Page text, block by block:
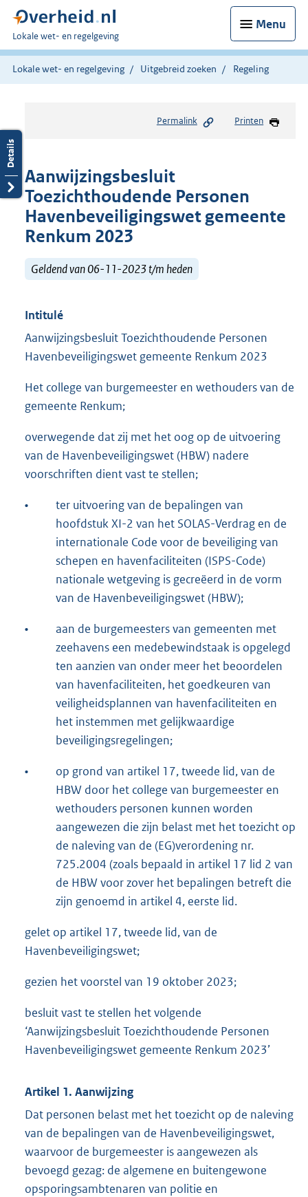
Menu
U
bent
hier:
Lokale wet- en regelgeving
Lokale wet- en regelgeving Uitgebreid zoeken Regeling
Permalink Printen
Aanwijzingsbesluit
Toezichthoudende Personen
Havenbeveiligingswet gemeente
Renkum 2023
Geldend van 06-11-2023 t/m heden
Intitulé
Aanwijzingsbesluit Toezichthoudende Personen
Havenbeveiligingswet gemeente Renkum 2023
Het college van burgemeester en wethouders van de
gemeente Renkum;
overwegende dat zij met het oog op de uitvoering
van de Havenbeveiligingswet (HBW) nadere
voorschriften dient vast te stellen;
•
ter uitvoering van de bepalingen van
hoofdstuk XI-2 van het SOLAS-Verdrag en de
internationale Code voor de beveiliging van
schepen en havenfaciliteiten (ISPS-Code)
nationale wetgeving is gecreëerd in de vorm
van de Havenbeveiligingswet (HBW);
•
aan de burgemeesters van gemeenten met
zeehavens een medebewindstaak is opgelegd
ten aanzien van onder meer het beoordelen
van havenfaciliteiten, het goedkeuren van
veiligheidsplannen van havenfaciliteiten en
het instemmen met gelijkwaardige
beveiligingsregelingen;
•
op grond van artikel 17, tweede lid, van de
HBW door het college van burgemeester en
wethouders personen kunnen worden
aangewezen die zijn belast met het toezicht op
de naleving van de (EG)verordening nr.
725.2004 (zoals bepaald in artikel 17 lid 2 van
de HBW voor zover het bepalingen betreft die
zijn genoemd in artikel 4, eerste lid.
gelet op artikel 17, tweede lid, van de
Havenbeveiligingswet;
gezien het voorstel van 19 oktober 2023;
besluit vast te stellen het volgende
‘Aanwijzingsbesluit Toezichthoudende Personen
Havenbeveiligingswet gemeente Renkum 2023’
Artikel 1. Aanwijzing
Dat personen belast met het toezicht op de naleving
van de bepalingen van de Havenbeveiligingswet,
waarvoor de burgemeester is aangewezen als
bevoegd gezag: de algemene en buitengewone
opsporingsambtenaren van politie en